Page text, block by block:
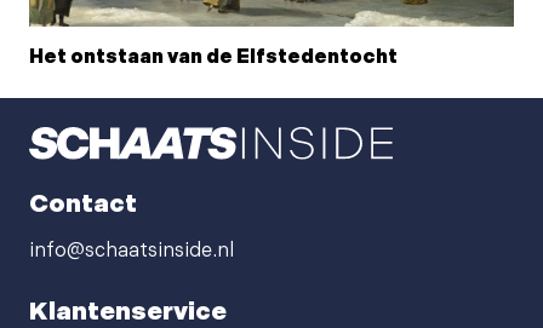
Het ontstaan van de Elfstedentocht
Contact
info@schaatsinside.nl
Klantenservice